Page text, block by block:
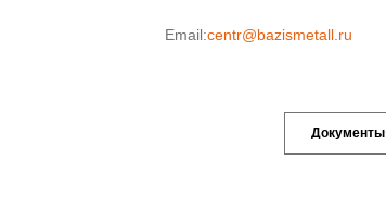
Email:centr@bazismetall.ru
Документы